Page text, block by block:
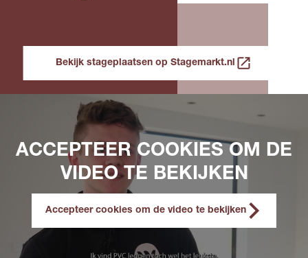
Bekijk stageplaatsen op Stagemarkt.nl
ACCEPTEER COOKIES OM DE
VIDEO TE BEKIJKEN
Accepteer cookies om de video te bekijken